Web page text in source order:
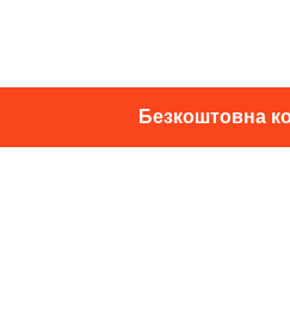
Безкоштовна